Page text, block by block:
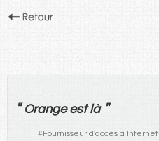
"Orangeest là "
#Fournisseur d'accès à Internet